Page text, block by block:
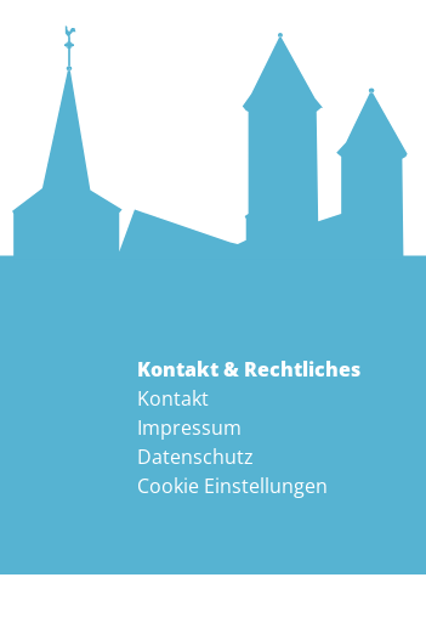
Kontakt & Rechtliches
Kontakt
Impressum
Datenschutz
Cookie Einstellungen